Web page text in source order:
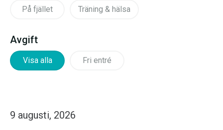
På fjället Träning & hälsa
Avgift
Visa alla Fri entré
9 augusti, 2026